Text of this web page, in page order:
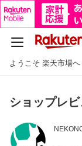
ようこそ 楽天市場へ
ショップレ